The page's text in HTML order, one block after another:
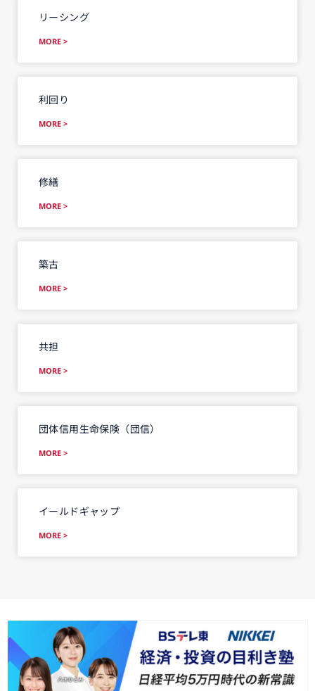
リーシング
MORE >
利回り
MORE >
修繕
MORE >
築古
MORE >
共担
MORE >
団体信用生命保険（団信）
MORE >
イールドギャップ
MORE >